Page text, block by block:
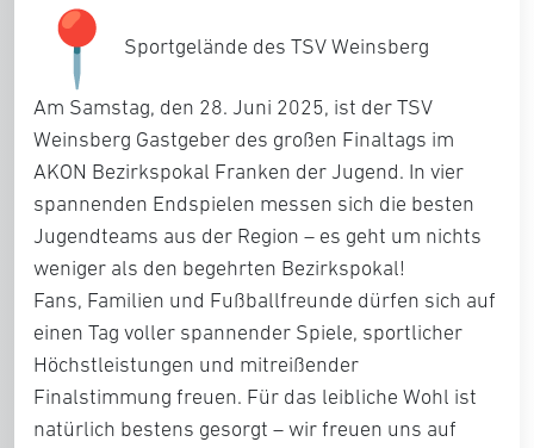
Sportgelände des TSV Weinsberg
Am Samstag, den 28. Juni 2025, ist der TSV
Weinsberg Gastgeber des großen Finaltags im
AKON Bezirkspokal Franken der Jugend. In vier
spannenden Endspielen messen sich die besten
Jugendteams aus der Region – es geht um nichts
weniger als den begehrten Bezirkspokal!
Fans, Familien und Fußballfreunde dürfen sich auf
einen Tag voller spannender Spiele, sportlicher
Höchstleistungen und mitreißender
Finalstimmung freuen. Für das leibliche Wohl ist
natürlich bestens gesorgt – wir freuen uns auf